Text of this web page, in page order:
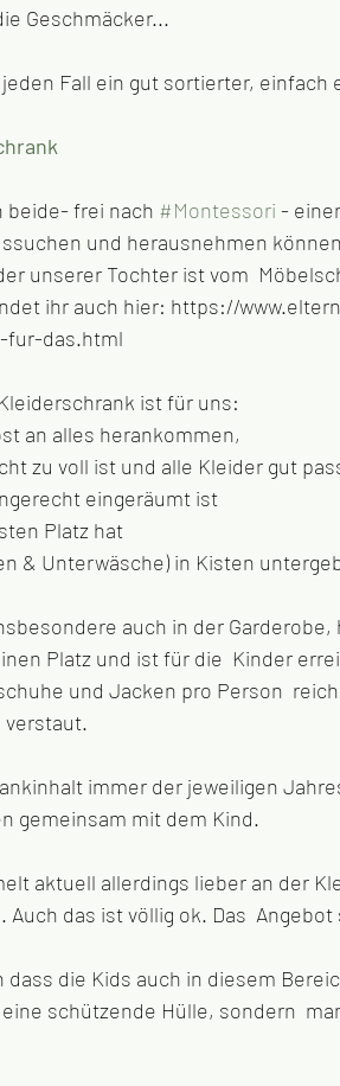
Geschmäcker...
Fall ein gut sortierter, einfach
beide- frei nach #Montessori -
und herausnehmen
unserer Tochter ist vom
ihr auch hier: https://
fur-das.html
ist für uns:
an alles herankommen,
zu voll ist und alle Kleider gut
eingeräumt ist
Platz hat
& Unterwäsche) in Kisten
auch in der
Platz und ist für die  Kinder
und Jacken pro Person
verstaut.
immer der jeweiligen
gemeinsam mit dem Kind.
aktuell allerdings lieber an der
das ist völlig ok. Das
dass die Kids auch in diesem
schützende Hülle, sondern